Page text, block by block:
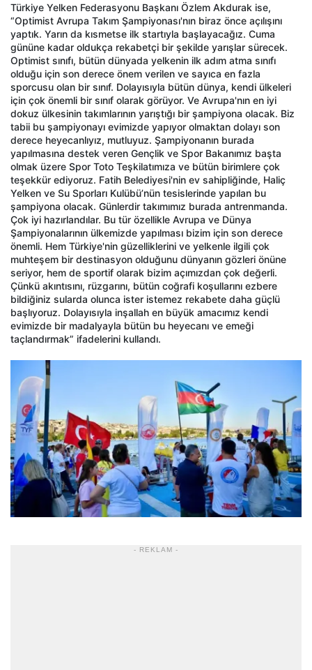
Türkiye Yelken Federasyonu Başkanı Özlem Akdurak ise,
“Optimist Avrupa Takım Şampiyonası'nın biraz önce açılışını
yaptık. Yarın da kısmetse ilk startıyla başlayacağız. Cuma
gününe kadar oldukça rekabetçi bir şekilde yarışlar sürecek.
Optimist sınıfı, bütün dünyada yelkenin ilk adım atma sınıfı
olduğu için son derece önem verilen ve sayıca en fazla
sporcusu olan bir sınıf. Dolayısıyla bütün dünya, kendi ülkeleri
için çok önemli bir sınıf olarak görüyor. Ve Avrupa'nın en iyi
dokuz ülkesinin takımlarının yarıştığı bir şampiyona olacak. Biz
tabii bu şampiyonayı evimizde yapıyor olmaktan dolayı son
derece heyecanlıyız, mutluyuz. Şampiyonanın burada
yapılmasına destek veren Gençlik ve Spor Bakanımız başta
olmak üzere Spor Toto Teşkilatımıza ve bütün birimlere çok
teşekkür ediyoruz. Fatih Belediyesi'nin ev sahipliğinde, Haliç
Yelken ve Su Sporları Kulübü’nün tesislerinde yapılan bu
şampiyona olacak. Günlerdir takımımız burada antrenmanda.
Çok iyi hazırlandılar. Bu tür özellikle Avrupa ve Dünya
Şampiyonalarının ülkemizde yapılması bizim için son derece
önemli. Hem Türkiye'nin güzelliklerini ve yelkenle ilgili çok
muhteşem bir destinasyon olduğunu dünyanın gözleri önüne
seriyor, hem de sportif olarak bizim açımızdan çok değerli.
Çünkü akıntısını, rüzgarını, bütün coğrafi koşullarını ezbere
bildiğiniz sularda olunca ister istemez rekabete daha güçlü
başlıyoruz. Dolayısıyla inşallah en büyük amacımız kendi
evimizde bir madalyayla bütün bu heyecanı ve emeği
taçlandırmak” ifadelerini kullandı.
- REKLAM -